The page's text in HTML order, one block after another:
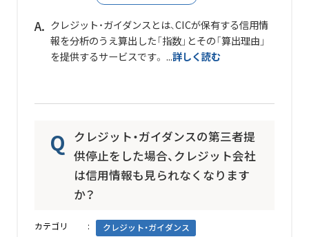
クレジット・ガイダンスとは、CICが保有する信用情
報を分析のうえ算出した「指数」とその「算出理由」
を提供するサービスです。 ...詳しく読む
クレジット・ガイダンスの第三者提
供停止をした場合、クレジット会社
は信用情報も見られなくなります
か？
カテゴリ クレジット・ガイダンス